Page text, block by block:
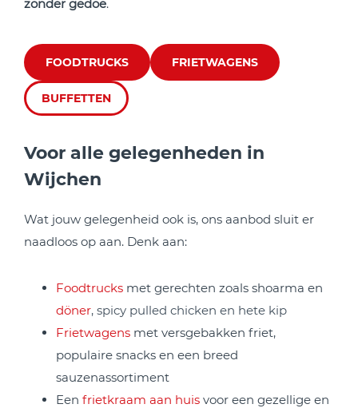
zonder gedoe.
FOODTRUCKS FRIETWAGENS
BUFFETTEN
Voor alle gelegenheden in
Wijchen
Wat jouw gelegenheid ook is, ons aanbod sluit er
naadloos op aan. Denk aan:
Foodtrucks met gerechten zoals shoarma en
döner, spicy pulled chicken en hete kip
Frietwagens met versgebakken friet,
populaire snacks en een breed
sauzenassortiment
Een frietkraam aan huis voor een gezellige en